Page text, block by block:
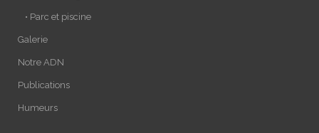
• Parc et piscine
Galerie
Notre ADN
Publications
Humeurs